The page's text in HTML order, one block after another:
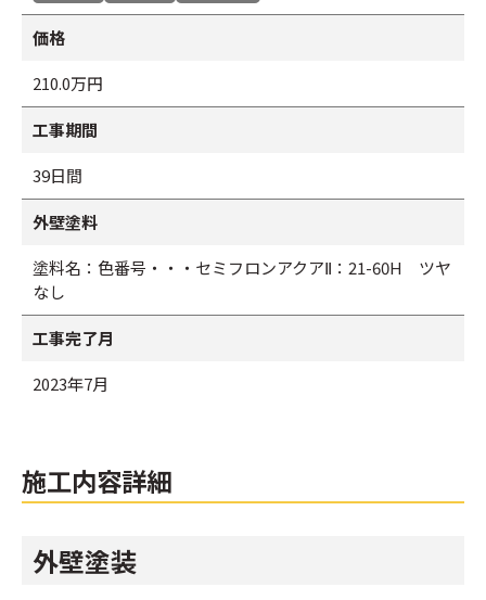
価格
210.0万円
工事期間
39日間
外壁塗料
塗料名：色番号・・・セミフロンアクアⅡ：21-60H ツヤ
なし
工事完了月
2023年7月
施工内容詳細
外壁塗装